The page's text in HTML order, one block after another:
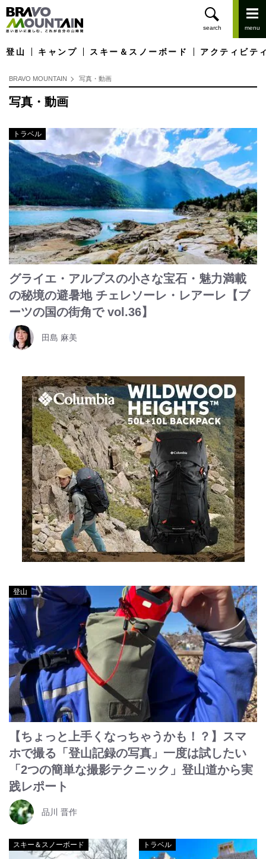
登山 キャンプ スキー＆スノーボード アクティビテ
BRAVO MOUNTAIN 写真・動画
写真・動画
トラベル
グライエ・アルプスの小さな宝石・魅力満載
の秘境の避暑地 チェレソーレ・レアーレ【ブ
ーツの国の街角で vol.36】
田島 麻美
登山
【ちょっと上手くなっちゃうかも！？】スマ
ホで撮る「登山記録の写真」一度は試したい
「2つの簡単な撮影テクニック」登山道から実
践レポート
品川 晋作
スキー＆スノーボード トラベル